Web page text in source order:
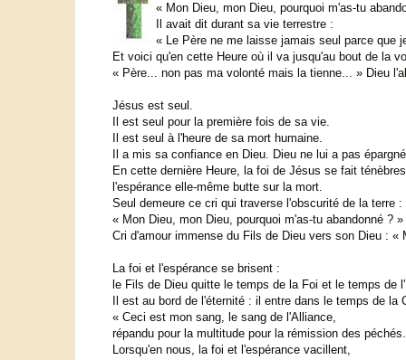
« Mon Dieu, mon Dieu, pourquoi m'as-tu
Il avait dit durant sa vie terrestre :
« Le Père ne me laisse jamais seul parce que
Et voici qu'en cette Heure où il va jusqu'au bout de la
« Père... non pas ma volonté mais la tienne... » Dieu
Jésus est seul.
Il est seul pour la première fois de sa vie.
Il est seul à l'heure de sa mort humaine.
Il a mis sa confiance en Dieu. Dieu ne lui a pas
En cette dernière Heure, la foi de Jésus se fait
l'espérance elle-même butte sur la mort.
Seul demeure ce cri qui traverse l'obscurité de la terre :
« Mon Dieu, mon Dieu, pourquoi m'as-tu abandonné ? »
Cri d'amour immense du Fils de Dieu vers son Dieu : «
La foi et l'espérance se brisent :
le Fils de Dieu quitte le temps de la Foi et le temps de
Il est au bord de l'éternité : il entre dans le temps de la
« Ceci est mon sang, le sang de l'Alliance,
répandu pour la multitude pour la rémission des
Lorsqu'en nous, la foi et l'espérance vacillent,